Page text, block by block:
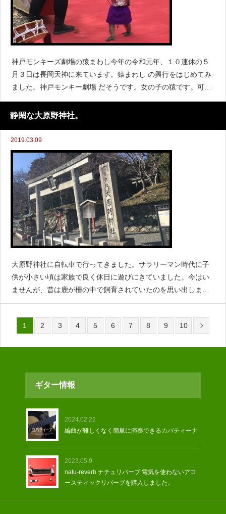
神戸モンキーズ劇場の猿まわし今年の令和元年、１０連休の５
月３日は長岡天神に来ています。猿まわし の興行をはじめてみ
ました。神戸モンキー劇場 だそうです。女の子の猿です。可愛
いですね〜たくさんのお客さんが周りを囲み笑いがあり、楽し
い広場になり皆さん過ごされていました。本日は快晴で日差
静閑な大原野神社。
2019.03.09
大原野神社に自転車で行ってきました。サラリーマン時代に子
供が小さい頃は家族で良く休日に遊びにきていました。今はい
ませんが、昔は鹿が柵の中で飼育されていたのを思い出しま
す。参道も人は数人いるだけで静かな自然の中にある古い歴史
1
2 3 4 5 6 7 8 9 10
ギター情報
2024.02.22
編曲が難しくなく簡単に演奏できるカバティーナ
2023.05.9
natu-reverb ナチュリバーブ 電気を使わないアコ
ースティックリバーブを購入しました。